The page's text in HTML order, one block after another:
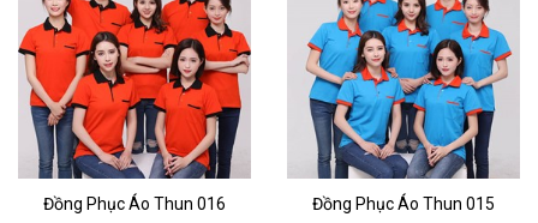
Đồng Phục Áo Thun 016 Đồng Phục Áo Thun 015